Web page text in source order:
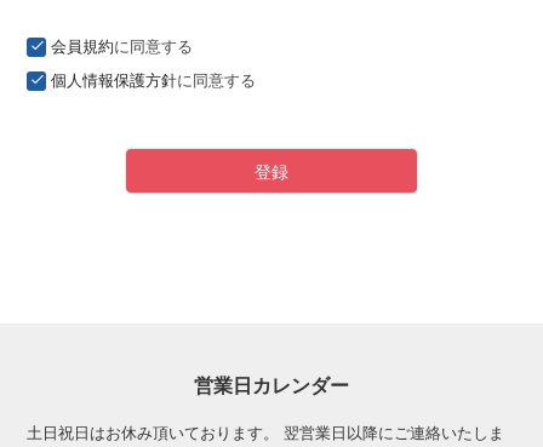
会員規約に同意する
個人情報保護方針に同意する
登録
営業日カレンダー
土日祝日はお休み頂いております。 翌営業日以降にご連絡いたしま